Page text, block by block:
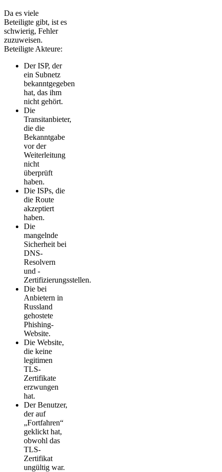
Da es viele
Beteiligte gibt, ist es
schwierig, Fehler
zuzuweisen.
Beteiligte Akteure:
Der ISP, der
ein Subnetz
bekanntgegeben
hat, das ihm
nicht gehört.
Die
Transitanbieter,
die die
Bekanntgabe
vor der
Weiterleitung
nicht
überprüft
haben.
Die ISPs, die
die Route
akzeptiert
haben.
Die
mangelnde
Sicherheit bei
DNS-
Resolvern
und -
Zertifizierungsstellen.
Die bei
Anbietern in
Russland
gehostete
Phishing-
Website.
Die Website,
die keine
legitimen
TLS-
Zertifikate
erzwungen
hat.
Der Benutzer,
der auf
„Fortfahren“
geklickt hat,
obwohl das
TLS-
Zertifikat
ungültig war.